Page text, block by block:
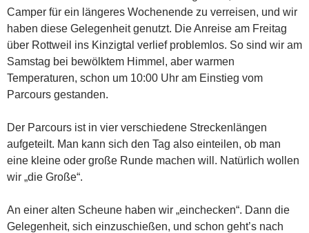
Camper für ein längeres Wochenende zu verreisen, und wir
haben diese Gelegenheit genutzt. Die Anreise am Freitag
über Rottweil ins Kinzigtal verlief problemlos. So sind wir am
Samstag bei bewölktem Himmel, aber warmen
Temperaturen, schon um 10:00 Uhr am Einstieg vom
Parcours gestanden.
Der Parcours ist in vier verschiedene Streckenlängen
aufgeteilt. Man kann sich den Tag also einteilen, ob man
eine kleine oder große Runde machen will. Natürlich wollen
wir „die Große“.
An einer alten Scheune haben wir „einchecken“. Dann die
Gelegenheit, sich einzuschießen, und schon geht’s nach